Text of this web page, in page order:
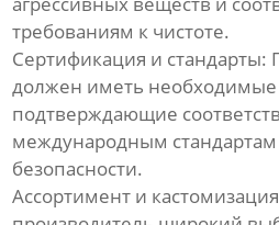
требованиям к чистоте.
Сертификация и стандарты:
должен иметь необходимые
подтверждающие
международным стандартам
безопасности.
Ассортимент и